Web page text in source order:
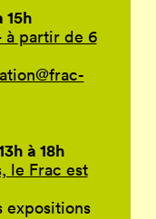
15h
à partir de 6
à 18h
le Frac est
expositions